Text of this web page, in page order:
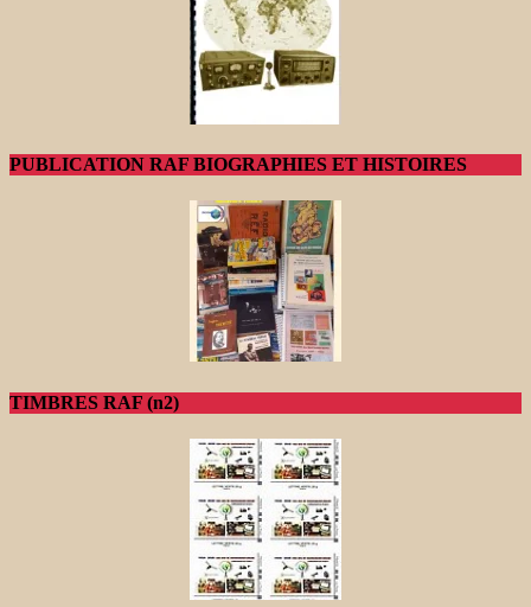
PUBLICATION RAF BIOGRAPHIES ET HISTOIRES
TIMBRES RAF (n2)